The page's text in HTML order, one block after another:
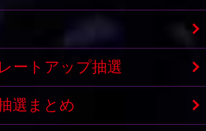
ートアップ抽選
選まとめ